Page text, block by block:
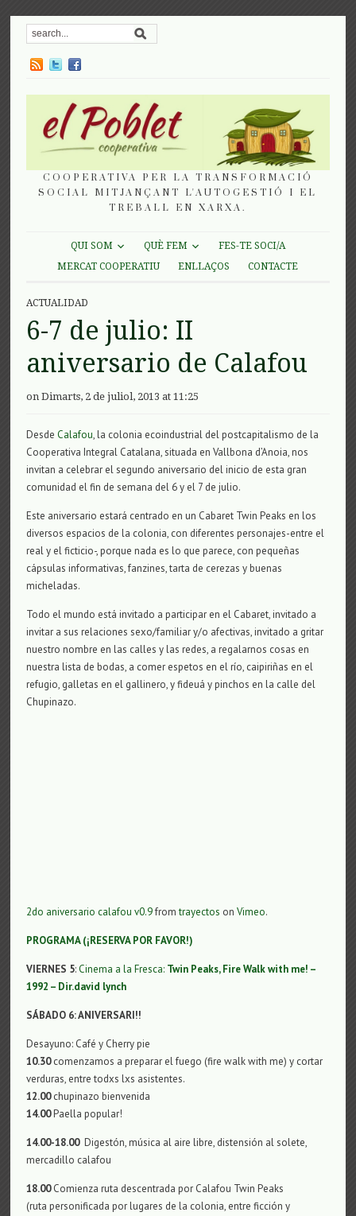
COOPERATIVA PER LA TRANSFORMACIÓ
SOCIAL MITJANÇANT L'AUTOGESTIÓ I EL
TREBALL EN XARXA.
QUI SOM QUÈ FEM
FES-TE SOCI/A
MERCAT COOPERATIU
ENLLAÇOS CONTACTE
ACTUALIDAD
6-7 de julio: II
aniversario de Calafou
on Dimarts, 2 de juliol, 2013 at 11:25
Desde Calafou, la colonia ecoindustrial del postcapitalismo de la
Cooperativa Integral Catalana, situada en Vallbona d’Anoia, nos
invitan a celebrar el segundo aniversario del inicio de esta gran
comunidad el fin de semana del 6 y el 7 de julio.
Este aniversario estará centrado en un Cabaret Twin Peaks en los
diversos espacios de la colonia, con diferentes personajes-entre el
real y el ficticio-, porque nada es lo que parece, con pequeñas
cápsulas informativas, fanzines, tarta de cerezas y buenas
micheladas.
Todo el mundo está invitado a participar en el Cabaret, invitado a
invitar a sus relaciones sexo/familiar y/o afectivas, invitado a gritar
nuestro nombre en las calles y las redes, a regalarnos cosas en
nuestra lista de bodas, a comer espetos en el río, caipiriñas en el
refugio, galletas en el gallinero, y fideuá y pinchos en la calle del
Chupinazo.
2do aniversario calafou v0.9fromtrayectos onVimeo.
PROGRAMA (¡RESERVA POR FAVOR!)
VIERNES 5: Cinema a la Fresca: Twin Peaks, Fire Walk with me! –
1992 – Dir.david lynch
SÁBADO 6: ANIVERSARI!!
Desayuno: Café y Cherry pie
10.30comenzamos a preparar el fuego (fire walk with me) y cortar
verduras, entre todxs lxs asistentes.
12.00chupinazo bienvenida
14.00Paella popular!
14.00-18.00Digestón, música al aire libre, distensión al solete,
mercadillo calafou
18.00Comienza ruta descentrada por Calafou Twin Peaks
(ruta personificada por lugares de la colonia, entre ficción y